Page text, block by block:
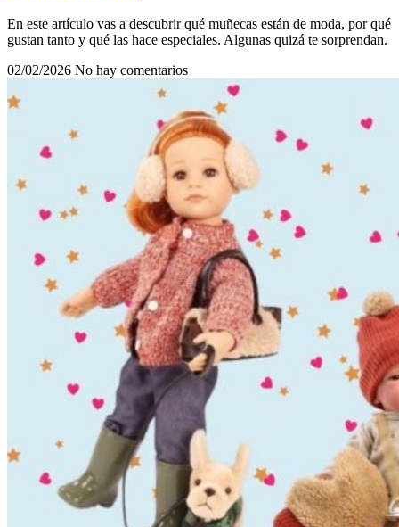
En este artículo vas a descubrir qué muñecas están de moda, por qué
gustan tanto y qué las hace especiales. Algunas quizá te sorprendan.
02/02/2026 No hay comentarios